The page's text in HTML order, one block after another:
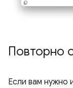
Повторно
Если вам нужно